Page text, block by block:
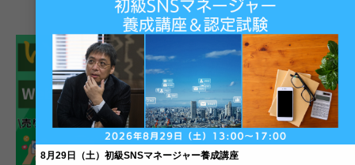
8月29日（土）初級SNSマネージャー養成講座